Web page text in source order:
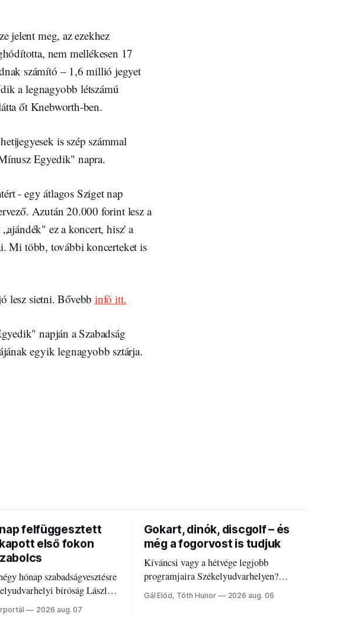
jelent meg, az ezekhez
nem mellékesen 17
számító – 1,6 millió jegyet
a legnagyobb létszámú
őt Knebworth-ben.
is szép számmal
Egyedik" napra.
- egy átlagos Sziget nap
Azután 20.000 forint lesz a
ez a koncert, hisz' a
Mi több, további koncerteket is
lesz sietni. Bővebbinfó itt.
napján a Szabadság
egyik legnagyobb sztárja.
felfüggesztett
első fokon
hónap szabadságvesztésre
bíróság László
2026 aug. 07
Gokart, dinók, discgolf – és
még a fogorvost is tudjuk
Kíváncsi vagy a hétvége legjobb
programjaira Székelyudvarhelyen?
Nálunk megtalálod őket – sőt, ha baj van a
fogaddal, a fogorvosi ügyeletet is!
Gál Előd, Tóth Hunor 2026 aug. 06